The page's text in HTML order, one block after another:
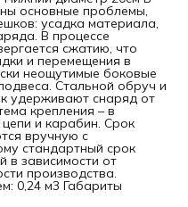
основные проблемы,
усадка материала,
В процессе
сжатию, что
и перемещения в
неощутимые боковые
Стальной обруч и
удерживают снаряд от
крепления – в
и карабин. Срок
вручную с
стандартный срок
в зависимости от
производства.
0,24 м3 Габариты